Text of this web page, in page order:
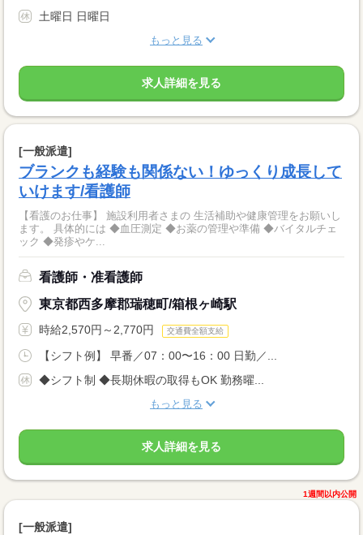
土曜日 日曜日
もっと見る
求人詳細を見る
[一般派遣]
ブランクも経験も関係ない！ゆっくり成長して
いけます/看護師
【看護のお仕事】 施設利用者さまの 生活補助や健康管理をお願いし
ます。 具体的には ◆血圧測定 ◆お薬の管理や準備 ◆バイタルチェ
ック ◆発疹やケ...
看護師・准看護師
東京都西多摩郡瑞穂町/箱根ヶ崎駅
時給2,570円～2,770円 交通費全額支給
【シフト例】 早番／07：00〜16：00 日勤／...
◆シフト制 ◆長期休暇の取得もOK 勤務曜...
もっと見る
求人詳細を見る
1週間以内公開
[一般派遣]